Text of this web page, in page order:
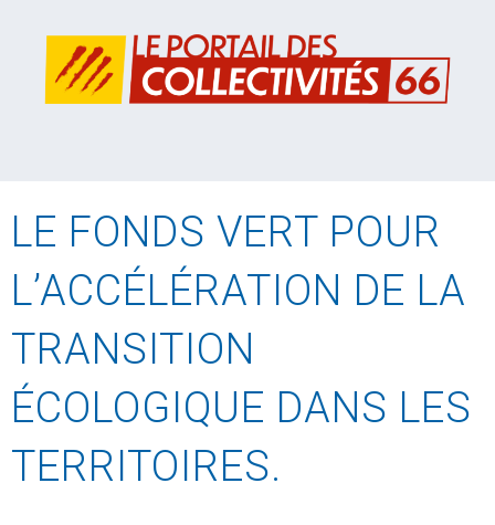
LE FONDS VERT POUR
L’ACCÉLÉRATION DE LA
TRANSITION
ÉCOLOGIQUE DANS LES
TERRITOIRES.